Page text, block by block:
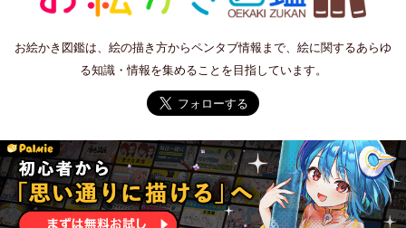
お絵かき図鑑は、絵の描き方からペンタブ情報まで、絵に関するあらゆ
る知識・情報を集めることを目指しています。